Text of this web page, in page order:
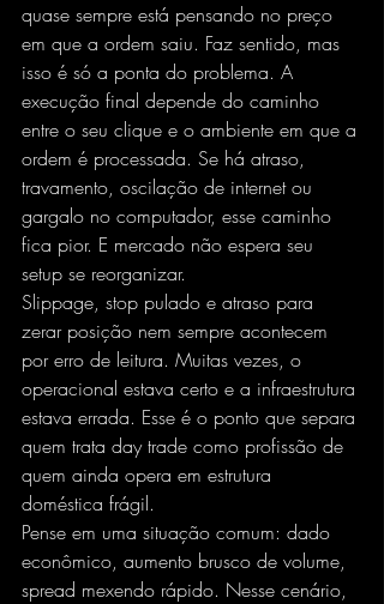
quase sempre está pensando no preço
em que a ordem saiu. Faz sentido, mas
isso é só a ponta do problema. A
execução final depende do caminho
entre o seu clique e o ambiente em que a
ordem é processada. Se há atraso,
travamento, oscilação de internet ou
gargalo no computador, esse caminho
fica pior. E mercado não espera seu
setup se reorganizar.
Slippage, stop pulado e atraso para
zerar posição nem sempre acontecem
por erro de leitura. Muitas vezes, o
operacional estava certo e a infraestrutura
estava errada. Esse é o ponto que separa
quem trata day trade como profissão de
quem ainda opera em estrutura
doméstica frágil.
Pense em uma situação comum: dado
econômico, aumento brusco de volume,
spread mexendo rápido. Nesse cenário,